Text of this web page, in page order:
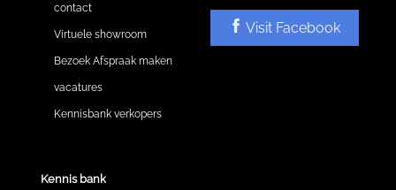
contact
Virtuele showroom
Bezoek Afspraak maken
vacatures
Kennisbank verkopers
Kennis bank
Visit Facebook